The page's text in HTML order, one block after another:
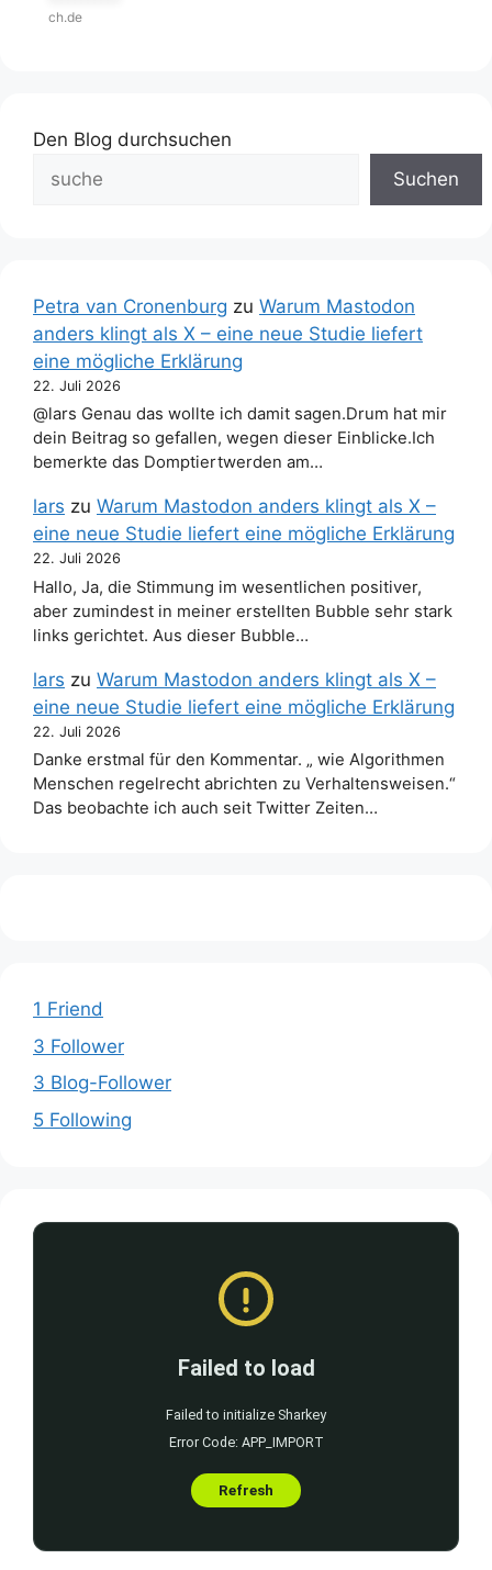
ch.de
Den Blog durchsuchen
Suchen
Petra van Cronenburg zu Warum Mastodon
anders klingt als X – eine neue Studie liefert
eine mögliche Erklärung
22. Juli 2026
@lars Genau das wollte ich damit sagen.Drum hat mir
dein Beitrag so gefallen, wegen dieser Einblicke.Ich
bemerkte das Domptiertwerden am…
lars zu Warum Mastodon anders klingt als X –
eine neue Studie liefert eine mögliche Erklärung
22. Juli 2026
Hallo, Ja, die Stimmung im wesentlichen positiver,
aber zumindest in meiner erstellten Bubble sehr stark
links gerichtet. Aus dieser Bubble…
lars zu Warum Mastodon anders klingt als X –
eine neue Studie liefert eine mögliche Erklärung
22. Juli 2026
Danke erstmal für den Kommentar. „ wie Algorithmen
Menschen regelrecht abrichten zu Verhaltensweisen.“
Das beobachte ich auch seit Twitter Zeiten…
1 Friend
3 Follower
3 Blog-Follower
5 Following